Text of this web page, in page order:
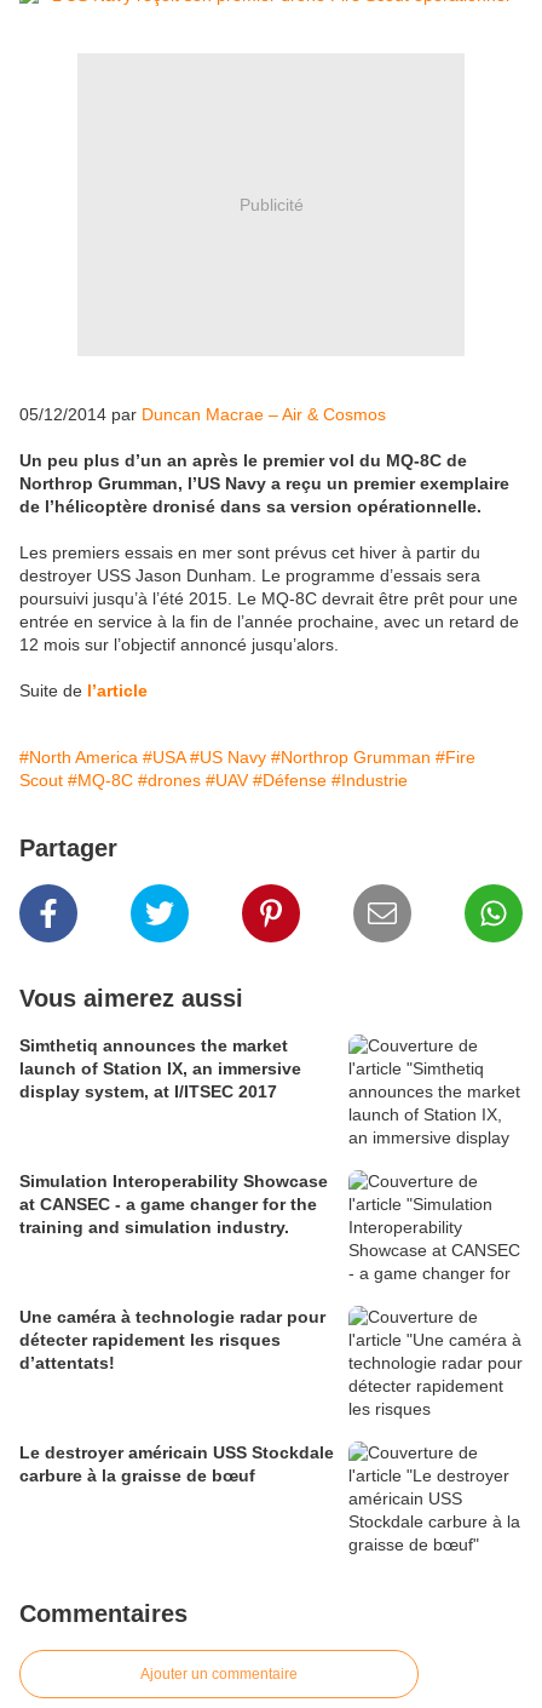
Publicité
05/12/2014 par Duncan Macrae – Air & Cosmos
Un peu plus d’un an après le premier vol du MQ-8C de
Northrop Grumman, l’US Navy a reçu un premier exemplaire
de l’hélicoptère dronisé dans sa version opérationnelle.
Les premiers essais en mer sont prévus cet hiver à partir du
destroyer USS Jason Dunham. Le programme d’essais sera
poursuivi jusqu’à l’été 2015. Le MQ-8C devrait être prêt pour une
entrée en service à la fin de l’année prochaine, avec un retard de
12 mois sur l’objectif annoncé jusqu’alors.
Suite de l’article
#North America #USA #US Navy #Northrop Grumman #Fire
Scout #MQ-8C #drones #UAV #Défense #Industrie
Partager
Vous aimerez aussi
Simthetiq announces the market
launch of Station IX, an immersive
display system, at I/ITSEC 2017
Simulation Interoperability Showcase
at CANSEC - a game changer for the
training and simulation industry.
Une caméra à technologie radar pour
détecter rapidement les risques
d’attentats!
Le destroyer américain USS Stockdale
carbure à la graisse de bœuf
Commentaires
Ajouter un commentaire